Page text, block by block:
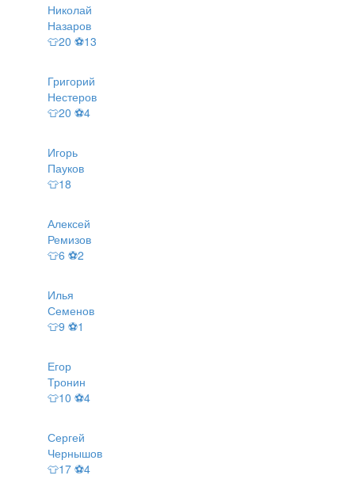
Николай
Назаров
👕20 ⚽13
Григорий
Нестеров
👕20 ⚽4
Игорь
Пауков
👕18
Алексей
Ремизов
👕6 ⚽2
Илья
Семенов
👕9 ⚽1
Егор
Тронин
👕10 ⚽4
Сергей
Чернышов
👕17 ⚽4